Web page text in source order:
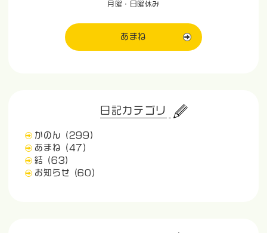
月曜・日曜休み
あまね
日記カテゴリ
かのん
(299)
あまね
(47)
結
(63)
お知らせ
(60)